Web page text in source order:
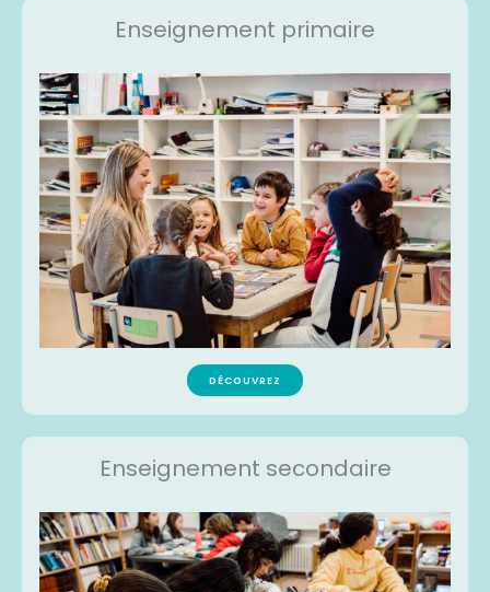
Enseignement primaire
DÉCOUVREZ
Enseignement secondaire